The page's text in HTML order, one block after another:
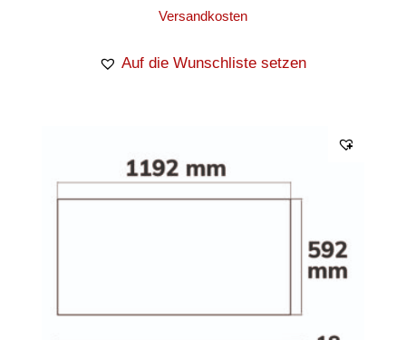
Versandkosten
Auf die Wunschliste setzen